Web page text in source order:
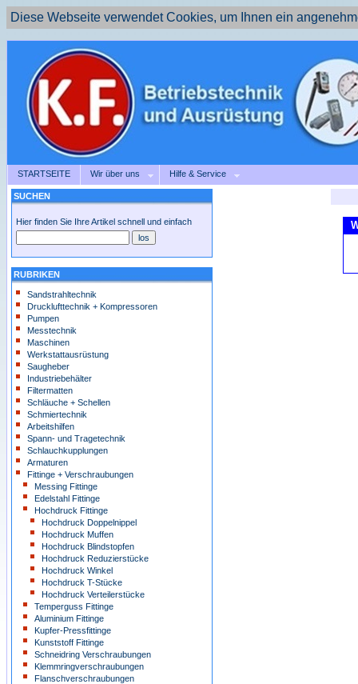
Diese Webseite verwendet Cookies, um Ihnen ein
STARTSEITE Wir über uns Hilfe & Service
SUCHEN
Hier finden Sie Ihre Artikel schnell und einfach
RUBRIKEN
Sandstrahltechnik
Drucklufttechnik + Kompressoren
Pumpen
Messtechnik
Maschinen
Werkstattausrüstung
Saugheber
Industriebehälter
Filtermatten
Schläuche + Schellen
Schmiertechnik
Arbeitshilfen
Spann- und Tragetechnik
Schlauchkupplungen
Armaturen
Fittinge + Verschraubungen
Messing Fittinge
Edelstahl Fittinge
Hochdruck Fittinge
Hochdruck Doppelnippel
Hochdruck Muffen
Hochdruck Blindstopfen
Hochdruck Reduzierstücke
Hochdruck Winkel
Hochdruck T-Stücke
Hochdruck Verteilerstücke
Temperguss Fittinge
Aluminium Fittinge
Kupfer-Pressfittinge
Kunststoff Fittinge
Schneidring Verschraubungen
Klemmringverschraubungen
Flanschverschraubungen